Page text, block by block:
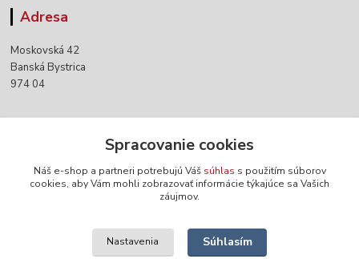
Adresa
Moskovská 42
Banská Bystrica
974 04
+421 903 152 158
Spracovanie cookies
Náš e-shop a partneri potrebujú Váš súhlas s použitím súborov
cookies, aby Vám mohli zobrazovať informácie týkajúce sa Vašich
záujmov.
Nastavenia Súhlasím